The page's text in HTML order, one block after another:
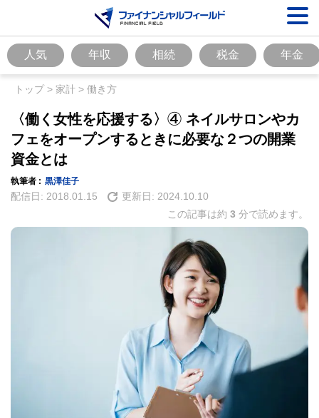
人気 年収 相続 税金 年金
トップ> 家計 > 働き方
〈働く女性を応援する〉④ ネイルサロンやカ
フェをオープンするときに必要な２つの開業
資金とは
執筆者 : 黒澤佳子
配信日: 2018.01.15 更新日: 2024.10.10
この記事は約 3 分で読めます。